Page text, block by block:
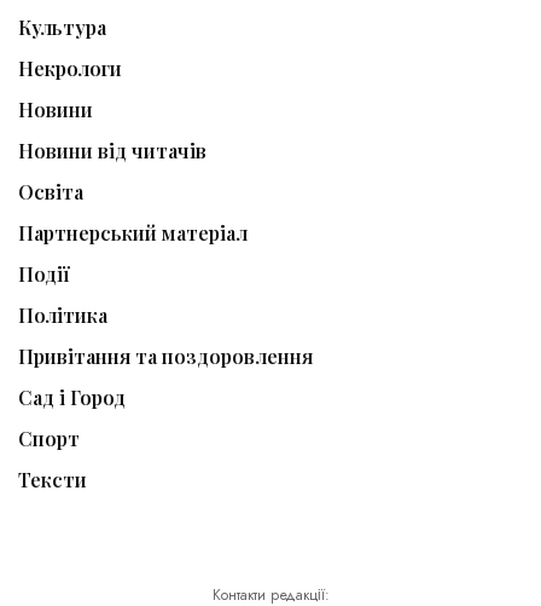
Культура
Некрологи
Новини
Новини від читачів
Освіта
Партнерський матеріал
Події
Політика
Привітання та поздоровлення
Сад і Город
Спорт
Тексти
Контакти редакції: